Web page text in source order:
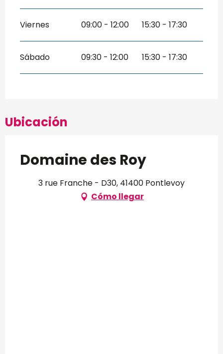
Viernes 09:00 - 12:00 15:30 - 17:30
Sábado 09:30 - 12:00 15:30 - 17:30
Ubicación
Domaine des Roy
3 rue Franche - D30, 41400 Pontlevoy
Cómo llegar